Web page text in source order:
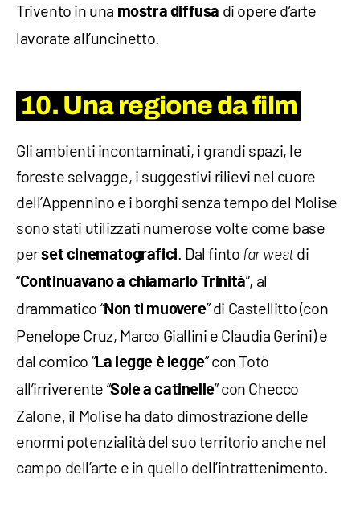
Trivento in una mostra diffusa di opere d’arte
lavorate all’uncinetto.
10. Una regione da film
Gli ambienti incontaminati, i grandi spazi, le
foreste selvagge, i suggestivi rilievi nel cuore
dell’Appennino e i borghi senza tempo del Molise
sono stati utilizzati numerose volte come base
perset cinematografici. Dal finto far westdi
“Continuavano a chiamarlo Trinità”, al
drammatico “Non ti muovere” di Castellitto (con
Penelope Cruz, Marco Giallini e Claudia Gerini) e
dal comico “La legge è legge” con Totò
all’irriverente “Sole a catinelle” con Checco
Zalone, il Molise ha dato dimostrazione delle
enormi potenzialità del suo territorio anche nel
campo dell’arte e in quello dell’intrattenimento.